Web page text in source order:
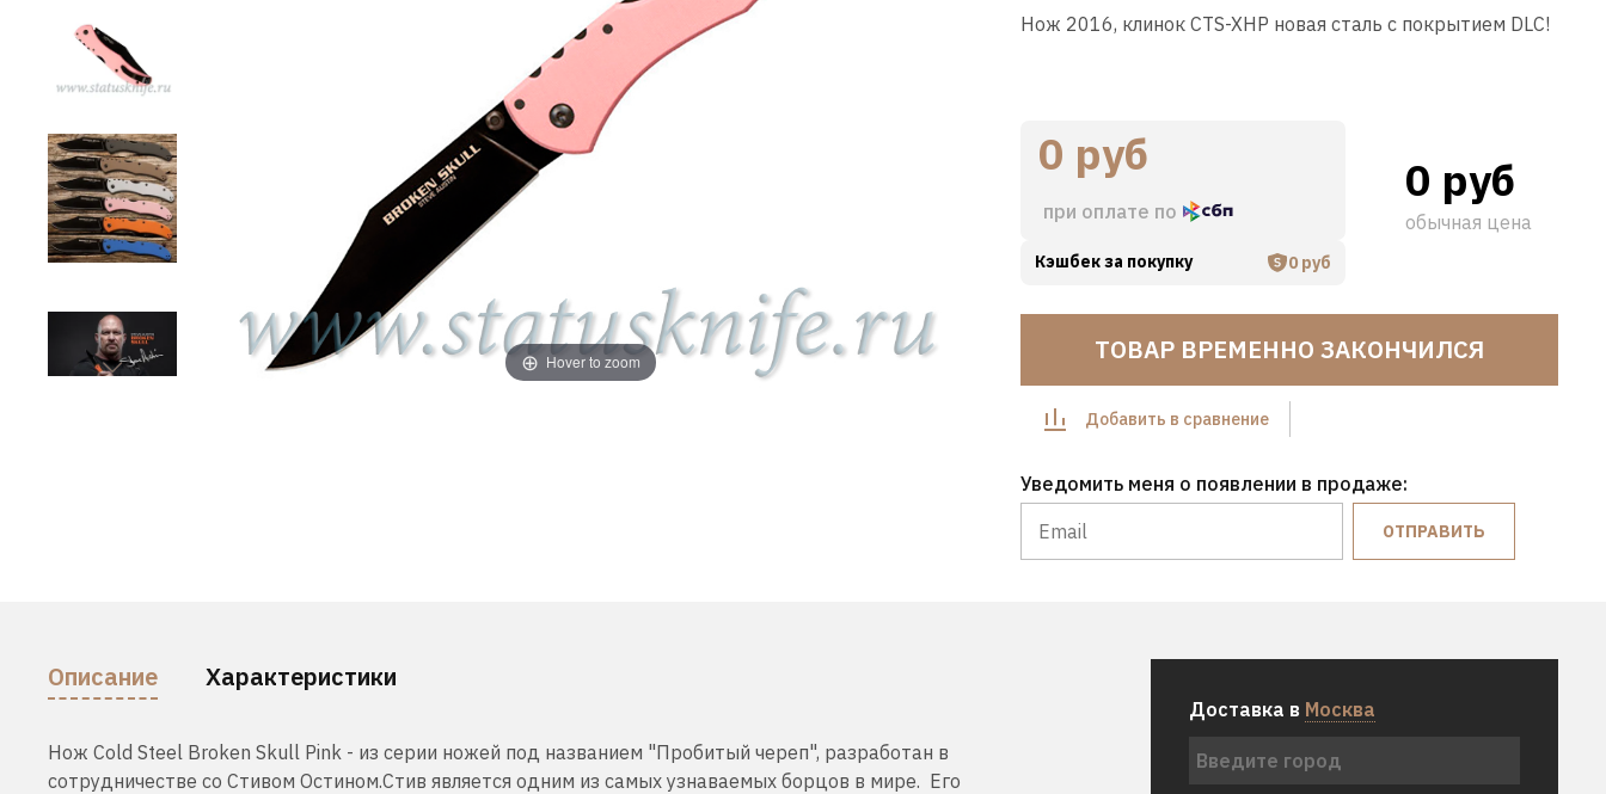
Hover to zoom Hover to zoom
Нож 2016, клинок CTS-XHP новая сталь с покрытием DLC!
0 руб
при оплате по
Кэшбек за покупку 0 руб
0 руб
обычная цена
ТОВАР ВРЕМЕННО ЗАКОНЧИЛСЯ
Добавить в сравнение
Уведомить меня о появлении в продаже:
ОТПРАВИТЬ
Описание Характеристики
Нож Cold Steel Broken Skull Pink - из серии ножей под названием "Пробитый череп", разработан в
сотрудничестве со Стивом Остином.Стив является одним из самых узнаваемых борцов в мире. Его
Доставка в Москва